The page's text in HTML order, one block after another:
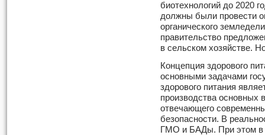
биотехнологий до 2020
должны были провести
органического
правительство
в сельском хозяйстве.
Концепция здорового
основными задачами
здорового питания
производства основных
отвечающего
безопасности. В
ГМО и БАДы. При этом в